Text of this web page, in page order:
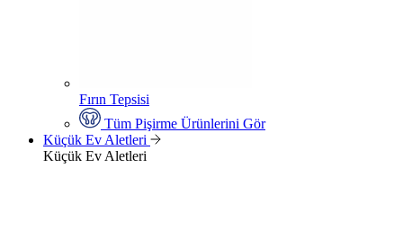
Fırın Tepsisi
Tüm Pişirme Ürünlerini Gör
Küçük Ev Aletleri
Küçük Ev Aletleri